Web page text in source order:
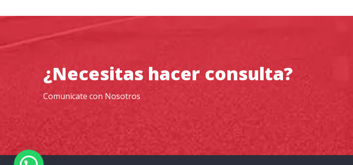
¿Necesitas hacer consulta?
Comunicate con Nosotros